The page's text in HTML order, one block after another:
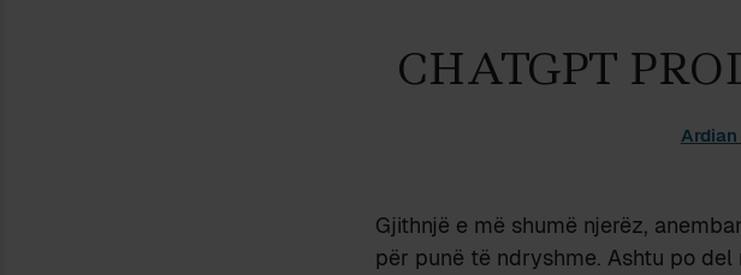
CHATGPT
Ardian
Gjithnjë e më shumë njerëz,
për punë të ndryshme. Ashtu po del